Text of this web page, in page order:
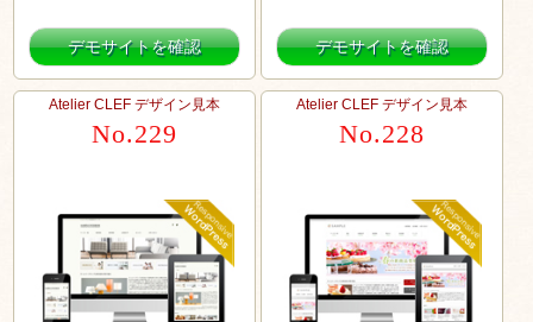
デモサイトを確認 デモサイトを確認
Atelier CLEF デザイン見本
No.229
Atelier CLEF デザイン見本
No.228